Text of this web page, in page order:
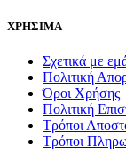
ΧΡΗΣΙΜΑ
Σχετικά με
Πολιτική
Όροι Χρήσης
Πολιτική
Τρόποι
Τρόποι